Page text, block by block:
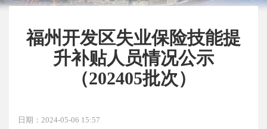
福州开发区失业保险技能提
升补贴人员情况公示
（202405批次）
日期：2024-05-06 15:57